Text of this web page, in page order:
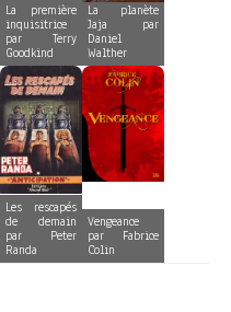
La première
inquisitrice
par Terry
Goodkind
La planète
Jaja par
Daniel
Walther
Les rescapés
de demain
par Peter
Randa
Vengeance
par Fabrice
Colin